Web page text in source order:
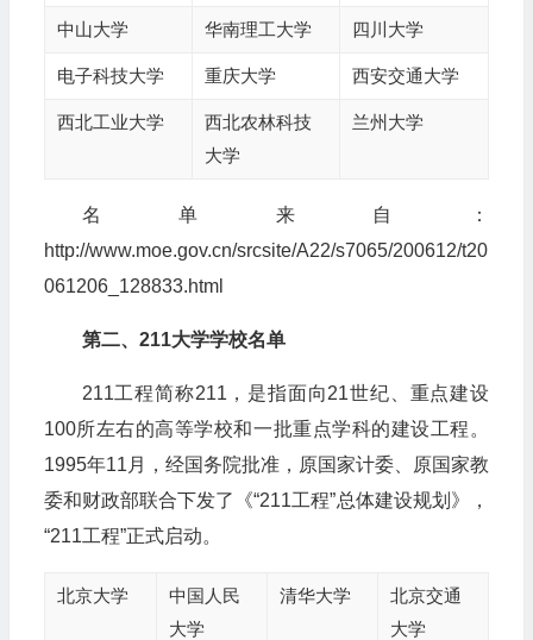
中山大学 华南理工大学 四川大学
电子科技大学 重庆大学 西安交通大学
西北工业大学
西北农林科技
大学
兰州大学
名单来自：
http://www.moe.gov.cn/srcsite/A22/s7065/200612/t20
061206_128833.html
第二、211大学学校名单
211工程简称211，是指面向21世纪、重点建设
100所左右的高等学校和一批重点学科的建设工程。
1995年11月，经国务院批准，原国家计委、原国家教
委和财政部联合下发了《“211工程”总体建设规划》，
“211工程”正式启动。
北京大学
中国人民
大学
清华大学
北京交通
大学